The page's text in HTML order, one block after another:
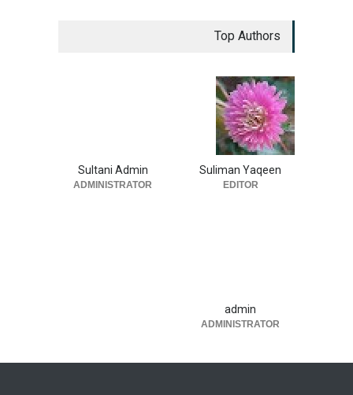
Top Authors
Suliman Yaqeen
EDITOR
Sultani Admin
ADMINISTRATOR
admin
ADMINISTRATOR